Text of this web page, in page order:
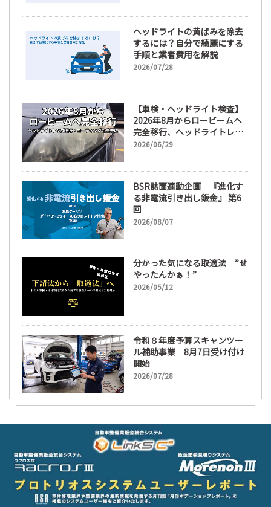
ヘッドライトの黄ばみを除去
するには？自分で綺麗にする
手順と業者費用を解説
2026/07/28
【車検・ヘッドライト検査】
2026年8月からロービームへ
完全移行、ヘッドライトレン
ズ磨き・コーティングも重要
2026/06/29
BSR誌面連動企画 『進化す
る非電流引き出し鈑金』 第6
回
2026/08/07
分かった気になる取適法 ”せ
やったんかぁ！”
2026/05/12
令和８年度予算スキャンツー
ル補助事業 8月7日受け付け
開始
2026/07/28